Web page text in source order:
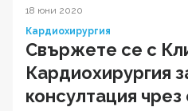
18 юни 2020
Кардиохирургия
Свържете се с
Кардиохирургия
консултация